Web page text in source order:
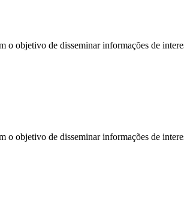
objetivo de disseminar informações de
objetivo de disseminar informações de